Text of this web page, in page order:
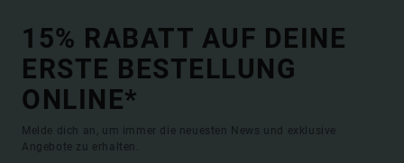
15% RABATT AUF DEINE
ERSTE BESTELLUNG
ONLINE*
Melde dich an, um immer die neuesten News und exklusive
Angebote zu erhalten.